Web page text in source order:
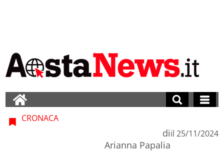
CRONACA
di
Arianna Papalia
il 25/11/2024